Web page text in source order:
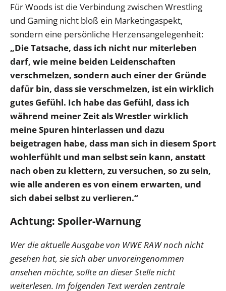
Für Woods ist die Verbindung zwischen Wrestling
und Gaming nicht bloß ein Marketingaspekt,
sondern eine persönliche Herzensangelegenheit:
„Die Tatsache, dass ich nicht nur miterleben
darf, wie meine beiden Leidenschaften
verschmelzen, sondern auch einer der Gründe
dafür bin, dass sie verschmelzen, ist ein wirklich
gutes Gefühl. Ich habe das Gefühl, dass ich
während meiner Zeit als Wrestler wirklich
meine Spuren hinterlassen und dazu
beigetragen habe, dass man sich in diesem Sport
wohlerfühlt und man selbst sein kann, anstatt
nach oben zu klettern, zu versuchen, so zu sein,
wie alle anderen es von einem erwarten, und
sich dabei selbst zu verlieren.“
Achtung: Spoiler-Warnung
Wer die aktuelle Ausgabe von WWE RAW noch nicht
gesehen hat, sie sich aber unvoreingenommen
ansehen möchte, sollte an dieser Stelle nicht
weiterlesen. Im folgenden Text werden zentrale